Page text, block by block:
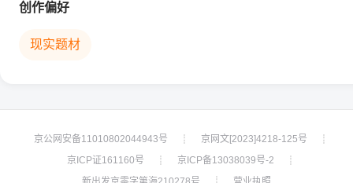
创作偏好
现实题材
京公网安备11010802044943号 ┊ 京网文[2023]4218-125号
┊
京ICP证161160号
┊ 京ICP备13038039号-2
┊